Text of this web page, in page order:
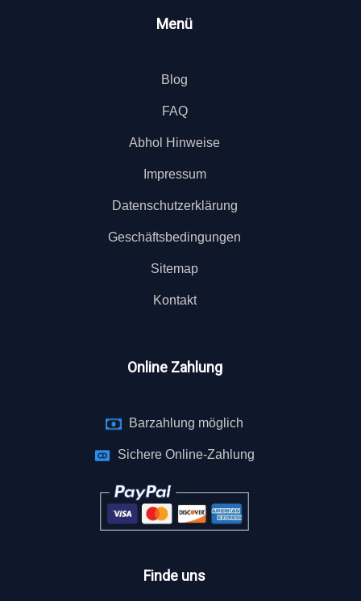
Menü
Blog
FAQ
Abhol Hinweise
Impressum
Datenschutzerklärung
Geschäftsbedingungen
Sitemap
Kontakt
Online Zahlung
Barzahlung möglich
Sichere Online-Zahlung
Finde uns